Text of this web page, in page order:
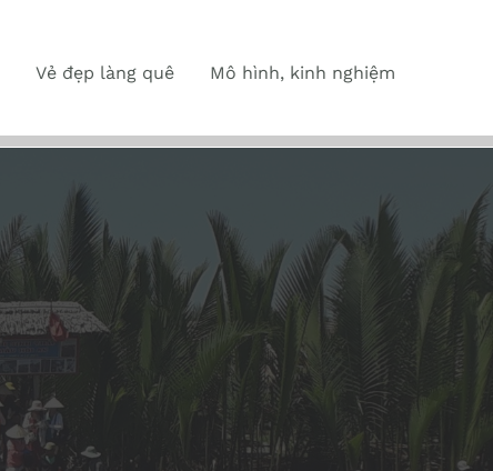
Vẻ đẹp làng quê Mô hình, kinh nghiệm